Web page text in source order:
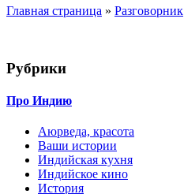
Главная страница » Разговорник
Рубрики
Про Индию
Аюрведа, красота
Ваши истории
Индийская кухня
Индийское кино
История